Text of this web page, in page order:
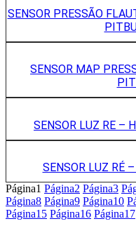
SENSOR PRESSÃO
SENSOR MAP
SENSOR LUZ RE –
SENSOR LUZ RÉ
Página1 Página2 Página3
Página8 Página9 Página10
Página15 Página16 Página17